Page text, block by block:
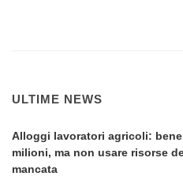
ULTIME NEWS
Alloggi lavoratori agricoli:
milioni, ma non usare risorse
mancata